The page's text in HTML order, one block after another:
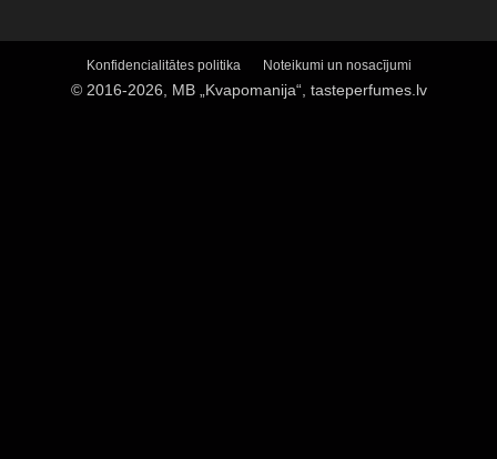
Konfidencialitātes politika Noteikumi un nosacījumi
© 2016-2026, MB „Kvapomanija“, tasteperfumes.lv